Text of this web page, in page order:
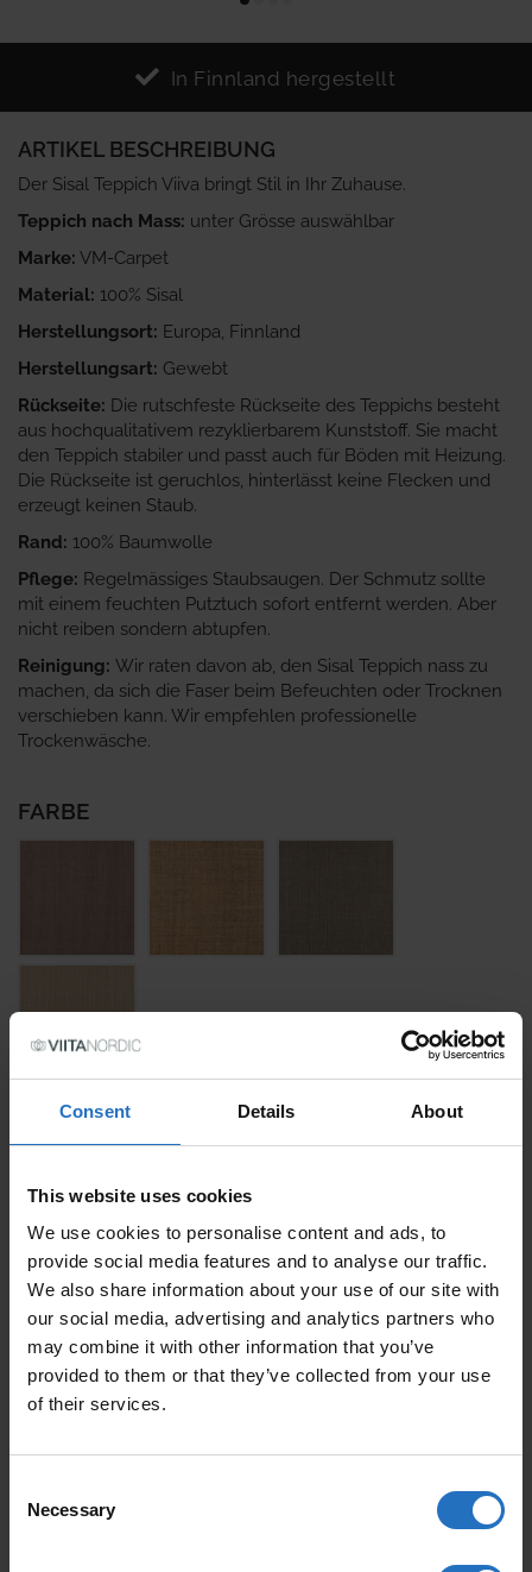
Consent Details About
This website uses cookies
We use cookies to personalise content and ads, to
provide social media features and to analyse our traffic.
We also share information about your use of our site with
our social media, advertising and analytics partners who
may combine it with other information that you’ve
provided to them or that they’ve collected from your use
of their services.
Selection
Necessary
In Finnland hergestellt
ARTIKEL BESCHREIBUNG
Der Sisal Teppich Viiva bringt Stil in Ihr Zuhause.
Teppich nach Mass: unter Grösse auswählbar
Marke: VM-Carpet
Material: 100% Sisal
Herstellungsort: Europa, Finnland
Herstellungsart: Gewebt
Rückseite: Die rutschfeste Rückseite des Teppichs besteht
aus hochqualitativem rezyklierbarem Kunststoff. Sie macht
den Teppich stabiler und passt auch für Böden mit Heizung.
Die Rückseite ist geruchlos, hinterlässt keine Flecken und
erzeugt keinen Staub.
Rand: 100% Baumwolle
Pflege: Regelmässiges Staubsaugen. Der Schmutz sollte
mit einem feuchten Putztuch sofort entfernt werden. Aber
nicht reiben sondern abtupfen.
Reinigung: Wir raten davon ab, den Sisal Teppich nass zu
machen, da sich die Faser beim Befeuchten oder Trocknen
verschieben kann. Wir empfehlen professionelle
Trockenwäsche.
FARBE
PREIS
Inkl. MwSt., Kostenloser Versand.
Auslieferung in 10-15 Arbeitstage.
VIIVA QUANTITY
IN DEN WARENKORB